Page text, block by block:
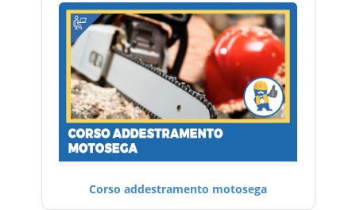
Corso addestramento motosega